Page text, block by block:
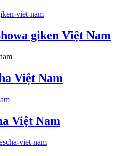
giken Việt Nam
Việt Nam
Việt Nam